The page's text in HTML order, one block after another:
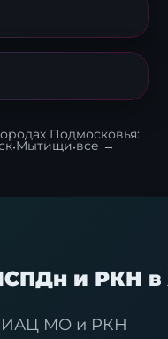
Подмосковья:
·Мытищи·все →
и РКН в
МО и РКН